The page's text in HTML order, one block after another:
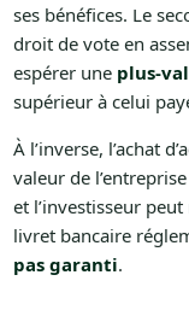
ses bénéfices. Le
droit de vote en
espérer une plus-
supérieur à celui
À l’inverse, l’achat
valeur de
et l’investisseur
livret bancaire
pas garanti.